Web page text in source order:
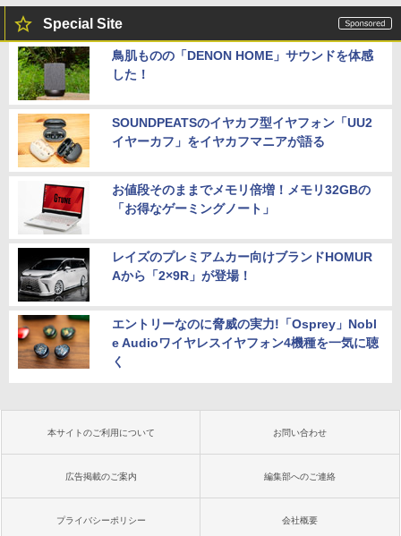
Special Site
鳥肌ものの「DENON HOME」サウンドを体感
した！
SOUNDPEATSのイヤカフ型イヤフォン「UU2
イヤーカフ」をイヤカフマニアが語る
お値段そのままでメモリ倍増！メモリ32GBの
「お得なゲーミングノート」
レイズのプレミアムカー向けブランドHOMUR
Aから「2×9R」が登場！
エントリーなのに脅威の実力!「Osprey」Nobl
e Audioワイヤレスイヤフォン4機種を一気に聴
く
本サイトのご利用について お問い合わせ
広告掲載のご案内 編集部へのご連絡
プライバシーポリシー 会社概要